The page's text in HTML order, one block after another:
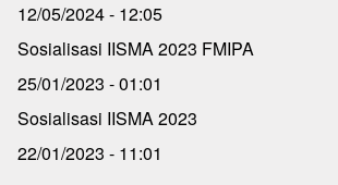
12/05/2024 - 12:05
Sosialisasi IISMA 2023 FMIPA
25/01/2023 - 01:01
Sosialisasi IISMA 2023
22/01/2023 - 11:01